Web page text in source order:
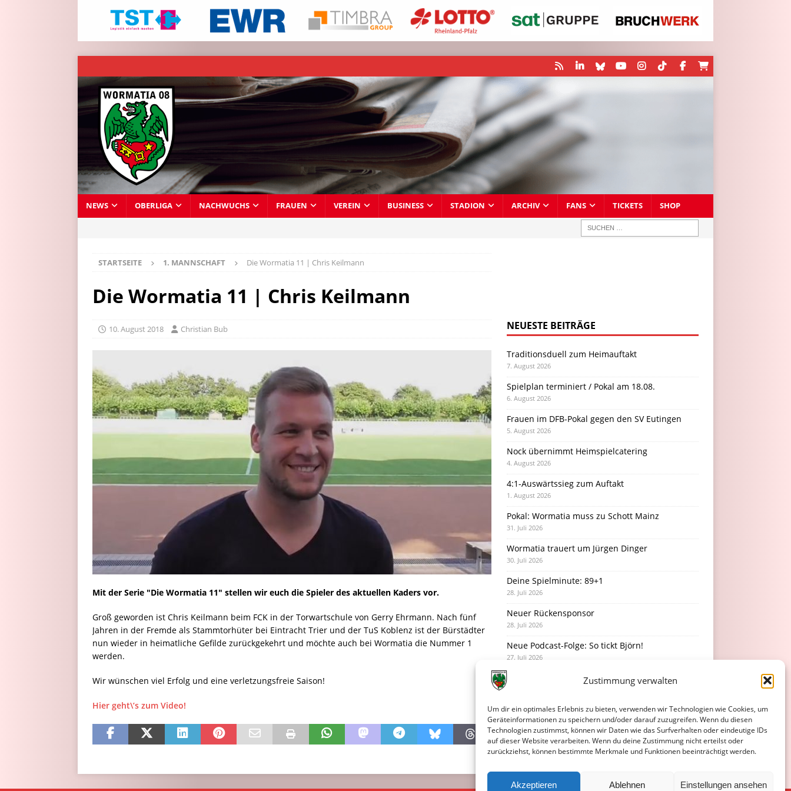
Zustimmung verwalten
Um dir ein optimales Erlebnis zu bieten, verwenden wir Technologien wie Cookies, um
Geräteinformationen zu speichern und/oder darauf zuzugreifen. Wenn du diesen
Technologien zustimmst, können wir Daten wie das Surfverhalten oder eindeutige IDs
auf dieser Website verarbeiten. Wenn du deine Zustimmung nicht erteilst oder
zurückziehst, können bestimmte Merkmale und Funktionen beeinträchtigt werden.
Akzeptieren Ablehnen Einstellungen ansehen
NEWS OBERLIGA NACHWUCHS FRAUEN VEREIN BUSINESS STADION ARCHIV FANS TICKETS SHOP
STARTSEITE 1. MANNSCHAFT Die Wormatia 11 | Chris Keilmann
Die Wormatia 11 | Chris Keilmann
10. August 2018 Christian Bub
Mit der Serie "Die Wormatia 11" stellen wir euch die Spieler des aktuellen Kaders vor.
Groß geworden ist Chris Keilmann beim FCK in der Torwartschule von Gerry Ehrmann. Nach fünf
Jahren in der Fremde als Stammtorhüter bei Eintracht Trier und der TuS Koblenz ist der Bürstädter
nun wieder in heimatliche Gefilde zurückgekehrt und möchte auch bei Wormatia die Nummer 1
werden.
Wir wünschen viel Erfolg und eine verletzungsfreie Saison!
Hier geht\’s zum Video!
NEUESTE BEITRÄGE
Traditionsduell zum Heimauftakt
7. August 2026
Spielplan terminiert / Pokal am 18.08.
6. August 2026
Frauen im DFB-Pokal gegen den SV Eutingen
5. August 2026
Nock übernimmt Heimspielcatering
4. August 2026
4:1-Auswärtssieg zum Auftakt
1. August 2026
Pokal: Wormatia muss zu Schott Mainz
31. Juli 2026
Wormatia trauert um Jürgen Dinger
30. Juli 2026
Deine Spielminute: 89+1
28. Juli 2026
Neuer Rückensponsor
28. Juli 2026
Neue Podcast-Folge: So tickt Björn!
27. Juli 2026